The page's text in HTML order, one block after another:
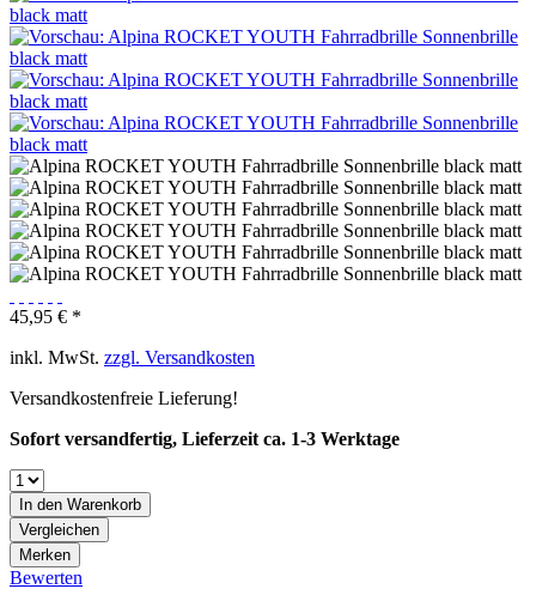
45,95 € *
inkl. MwSt. zzgl. Versandkosten
Versandkostenfreie Lieferung!
Sofort versandfertig, Lieferzeit ca. 1-3 Werktage
In den Warenkorb
Vergleichen
Merken
Bewerten